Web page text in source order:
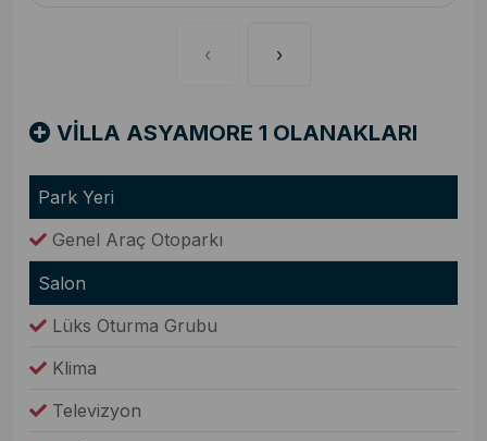
‹ ›
VİLLA ASYAMORE 1 OLANAKLARI
Park Yeri
Genel Araç Otoparkı
Salon
Lüks Oturma Grubu
Klima
Televizyon